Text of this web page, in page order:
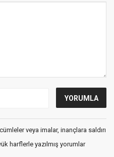
veya imalar, inançlara saldırı
harflerle yazılmış yorumlar